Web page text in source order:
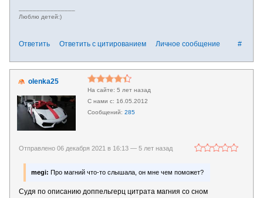
Люблю детей:)
#
Ответить Ответить с цитированием Личное сообщение
olenka25
5 лет назад
16.05.2012
285
Отправлено 06 декабря 2021 в 16:13 — 5 лет назад
megi: Про магний что-то слышала, он мне чем поможет?
Судя по описанию доппельгерц цитрата магния со сном